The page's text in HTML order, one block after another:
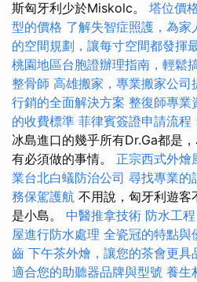
斯匈牙利少於Miskolc。 塔位價
型的價格 了解失智症照護，為
的空間規劃，讓每寸空間都發揮
桃園地區台胞證辦理指南，輕鬆
整骨師 高雄搬家，專業搬家公司
行銷的全面解決方案 整復師專業
的收費標準 菲律賓簽證申請流程
冰島進口的幾乎所有Dr.Ga都是
有必須做的事情。 正宗西式外燴
業台北白蟻防治公司 尋找專業的
務保駕護航 不用說，匈牙利遊
是小島。 中醫推拿技術 防水工
屋進行防水處理 全瓷冠的特點與
齒 下午茶外燴，讓您的茶會更具
適合您的助聽器品牌與型號 養生